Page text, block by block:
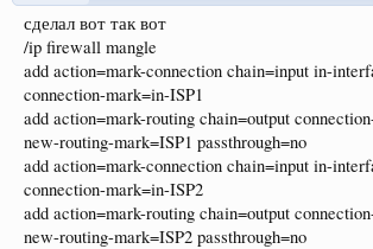
сделал вот так вот
/ip firewall mangle
add action=mark-connection chain=input in-
connection-mark=in-ISP1
add action=mark-routing chain=output
new-routing-mark=ISP1 passthrough=no
add action=mark-connection chain=input in-
connection-mark=in-ISP2
add action=mark-routing chain=output
new-routing-mark=ISP2 passthrough=no